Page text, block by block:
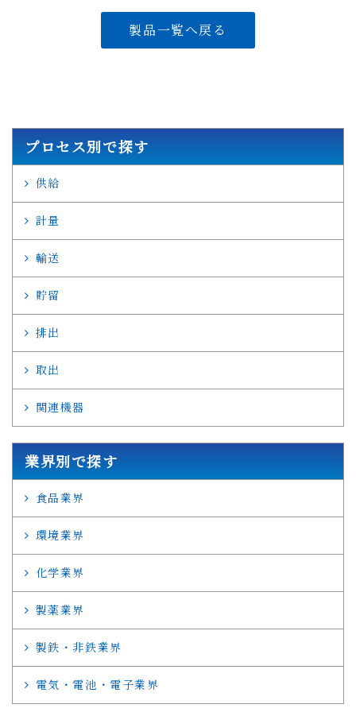
製品一覧へ戻る
プロセス別で探す
供給
計量
輸送
貯留
排出
取出
関連機器
業界別で探す
食品業界
環境業界
化学業界
製薬業界
製鉄・非鉄業界
電気・電池・電子業界